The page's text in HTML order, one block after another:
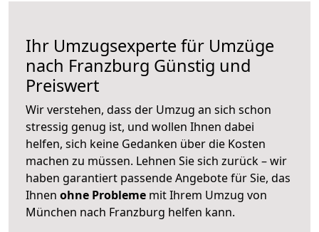
Ihr Umzugsexperte für Umzüge
nach Franzburg Günstig und
Preiswert
Wir verstehen, dass der Umzug an sich schon
stressig genug ist, und wollen Ihnen dabei
helfen, sich keine Gedanken über die Kosten
machen zu müssen. Lehnen Sie sich zurück – wir
haben garantiert passende Angebote für Sie, das
Ihnen ohne Probleme mit Ihrem Umzug von
München nach Franzburg helfen kann.